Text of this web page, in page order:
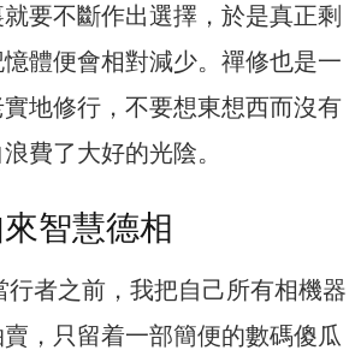
要不斷作出選擇，於是真正剩
體便會相對減少。禪修也是一
地修行，不要想東想西而沒有
費了大好的光陰。
智慧德相
行者之前，我把自己所有相機器
，只留着一部簡便的數碼傻瓜